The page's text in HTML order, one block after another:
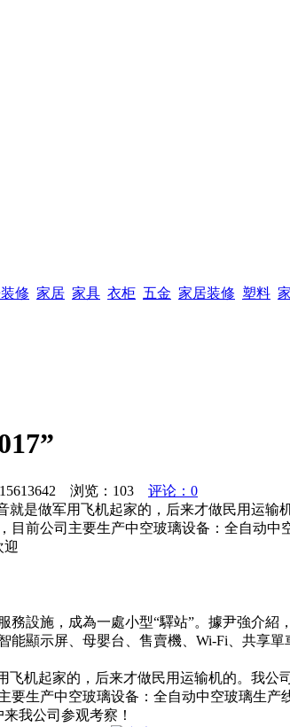
修 家居 家具 衣柜 五金 家居装修 塑料
浏览： 103
评论：0
是做军用飞机起家的，后来才做民用运
前公司主要生产中空玻璃设备：全自动
迎
設施，成為一處小型“驛站”。據尹強介
顯示屏、母嬰台、售賣機、Wi-Fi、共享
飞机起家的，后来才做民用运输机的。我
生产中空玻璃设备：全自动中空玻璃生产
我公司参观考察！